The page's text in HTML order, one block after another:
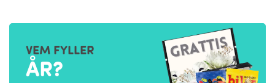
VEM FYLLER
ÅR?